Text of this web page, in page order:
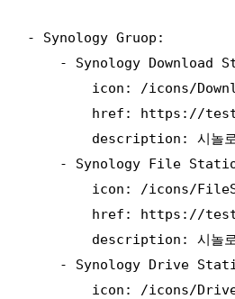
- Synology Gruop:
- Synology Download
icon: /icons/
href: https://
description: 시놀로
- Synology File
icon: /icons/
href: https://
description: 시놀로
- Synology Drive
icon: /icons/